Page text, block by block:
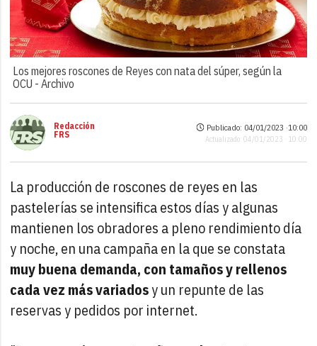
Los mejores roscones de Reyes con nata del súper, según la
OCU -Archivo
Redacción
FRS
Publicado: 04/01/2023 ·10:00
Actualizado: 04/01/2023 · 10:00
La producción de roscones de reyes en las
pastelerías se intensifica estos días y algunas
mantienen los obradores a pleno rendimiento día
y noche, en una campaña en la que se constata
muy buena demanda, con tamaños y rellenos
cada vez más variadosy un repunte de las
reservas y pedidos por internet.